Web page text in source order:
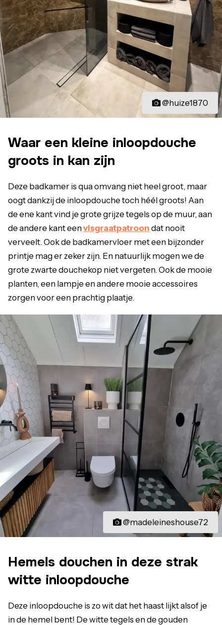
@huize1870
Waar een kleine inloopdouche
groots in kan zijn
Deze badkamer is qua omvang niet heel groot, maar
oogt dankzij de inloopdouche toch héél groots! Aan
de ene kant vind je grote grijze tegels op de muur, aan
de andere kant eenvisgraatpatroon dat nooit
verveelt. Ook de badkamervloer met een bijzonder
printje mag er zeker zijn. En natuurlijk mogen we de
grote zwarte douchekop niet vergeten. Ook de mooie
planten, een lampje en andere mooie accessoires
zorgen voor een prachtig plaatje.
@madeleineshouse72
Hemels douchen in deze strak
witte inloopdouche
Deze inloopdouche is zo wit dat het haast lijkt alsof je
in de hemel bent! De witte tegels en de gouden